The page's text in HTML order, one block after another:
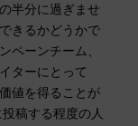
半分に過ぎませ
きるかどうかで
ペーンチーム、
ターにとって
値を得ることが
稿する程度の人